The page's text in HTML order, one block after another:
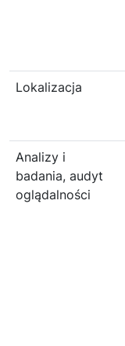
Lokalizacja
Analizy i
badania, audyt
oglądalności